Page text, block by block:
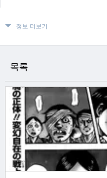
정보 더보기
목록